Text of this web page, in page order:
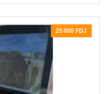
25 000 FDJ